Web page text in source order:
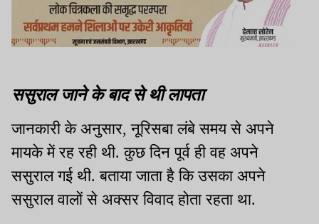
ससुराल जाने के बाद से थी लापता
जानकारी के अनुसार, नूरिसबा लंबे समय से अपने
मायके में रह रही थी. कुछ दिन पूर्व ही वह अपने
ससुराल गई थी. बताया जाता है कि उसका अपने
ससुराल वालों से अक्सर विवाद होता रहता था.